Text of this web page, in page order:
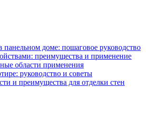
панельном доме: пошаговое руководство
преимущества и применение
области применения
руководство и советы
и преимущества для отделки стен